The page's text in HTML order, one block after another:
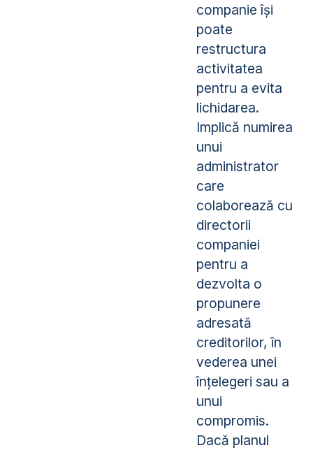
companie își
poate
restructura
activitatea
pentru a evita
lichidarea.
Implică numirea
unui
administrator
care
colaborează cu
directorii
companiei
pentru a
dezvolta o
propunere
adresată
creditorilor, în
vederea unei
înțelegeri sau a
unui
compromis.
Dacă planul